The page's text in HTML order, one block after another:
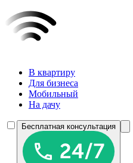
В квартиру
Для бизнеса
Мобильный
На дачу
Бесплатная консультация